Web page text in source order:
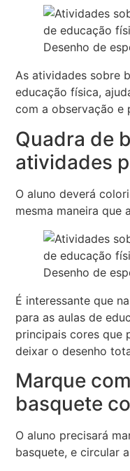
Desenho de
As atividades sobre
educação física,
com a observação e
Quadra de
atividades
O aluno deverá
mesma maneira que
Desenho de
É interessante que
para as aulas de
principais cores que
deixar o desenho
Marque
basquete
O aluno precisará
basquete, e circular